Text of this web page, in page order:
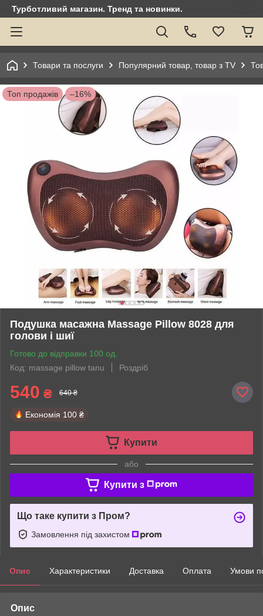
Турботливий магазин. Тренд та новинки.
Товари та послуги Популярний товар, товар з TV
Топ продажів –16%
Подушка масажна Massage Pillow 8028 для
голови і шиї
Готово до відправки 100 од.
Код: massage pillow tanu
Роздріб
540 ₴ 640 ₴
Економія 100 ₴
Купити
або
Купити з
Що таке купити з Пром?
Замовлення під захистом
Опис Характеристики Доставка Оплата Умови
Опис